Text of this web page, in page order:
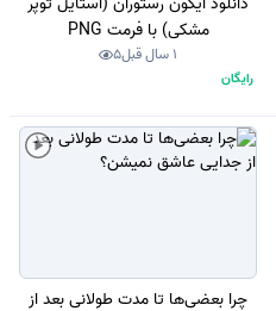
مشکی) با فرمت PNG
1 سال قبل 5
رایگان
چرا بعضی‌ها تا مدت طولانی بعد از